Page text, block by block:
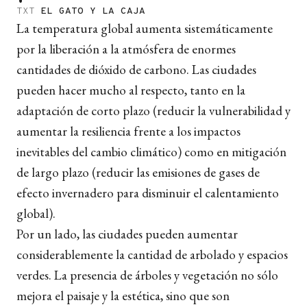
TXT EL GATO Y LA CAJA
La temperatura global aumenta sistemáticamente
por la liberación a la atmósfera de enormes
cantidades de dióxido de carbono. Las ciudades
pueden hacer mucho al respecto, tanto en la
adaptación de corto plazo (reducir la vulnerabilidad y
aumentar la resiliencia frente a los impactos
inevitables del cambio climático) como en mitigación
de largo plazo (reducir las emisiones de gases de
efecto invernadero para disminuir el calentamiento
global).
Por un lado, las ciudades pueden aumentar
considerablemente la cantidad de arbolado y espacios
verdes. La presencia de árboles y vegetación no sólo
mejora el paisaje y la estética, sino que son